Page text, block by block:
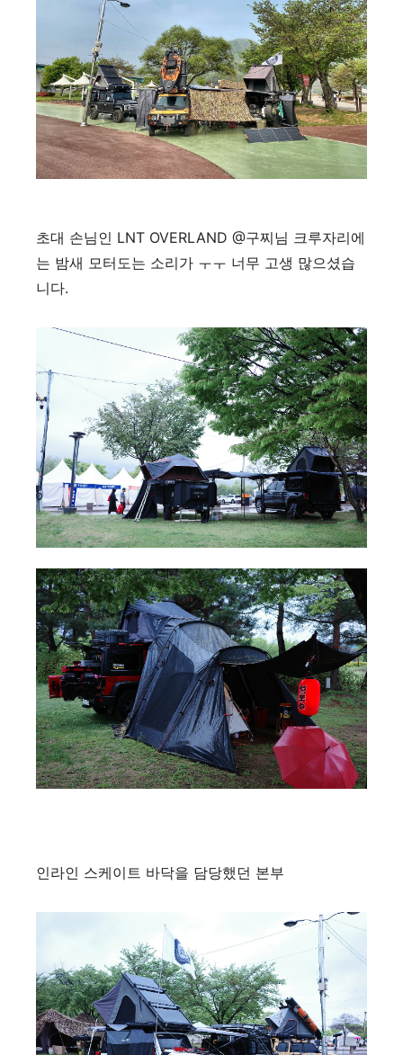
초대 손님인 LNT OVERLAND @구찌님 크루자리에
는 밤새 모터도는 소리가 ㅜㅜ 너무 고생 많으셨습
니다.
인라인 스케이트 바닥을 담당했던 본부